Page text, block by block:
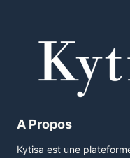
A Propos
Kytisa est une